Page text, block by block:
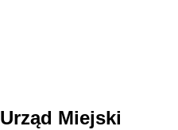
Urząd Miejski